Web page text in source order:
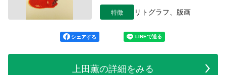
特徴 リトグラフ、版画
シェアする
上田薫の詳細をみる